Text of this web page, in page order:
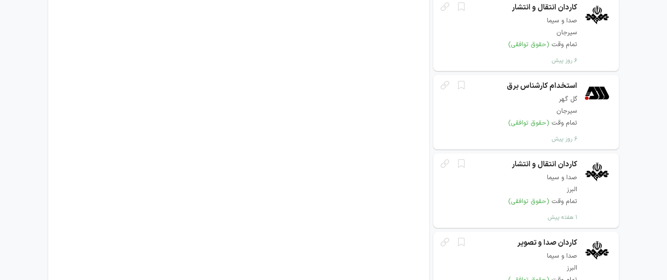
کاردان انتقال و انتشار
صدا و سیما
سیرجان
تمام وقت (حقوق توافقی)
۶ روز پیش
استخدام کارشناس برق
گل گهر
سیرجان
تمام وقت (حقوق توافقی)
۶ روز پیش
کاردان انتقال و انتشار
صدا و سیما
البرز
تمام وقت (حقوق توافقی)
۱ هفته پیش
کاردان صدا و تصویر
صدا و سیما
البرز